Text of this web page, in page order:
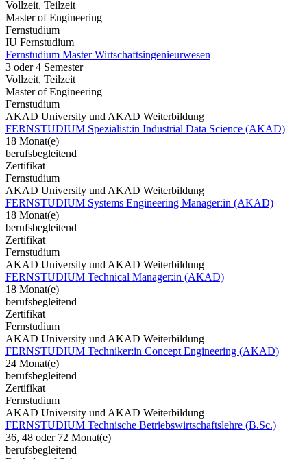
Vollzeit, Teilzeit
Master of Engineering
Fernstudium
IU Fernstudium
Fernstudium Master Wirtschaftsingenieurwesen
3 oder 4 Semester
Vollzeit, Teilzeit
Master of Engineering
Fernstudium
AKAD University und AKAD Weiterbildung
FERNSTUDIUM Spezialist:in Industrial Data Science (AKAD)
18 Monat(e)
berufsbegleitend
Zertifikat
Fernstudium
AKAD University und AKAD Weiterbildung
FERNSTUDIUM Systems Engineering Manager:in (AKAD)
18 Monat(e)
berufsbegleitend
Zertifikat
Fernstudium
AKAD University und AKAD Weiterbildung
FERNSTUDIUM Technical Manager:in (AKAD)
18 Monat(e)
berufsbegleitend
Zertifikat
Fernstudium
AKAD University und AKAD Weiterbildung
FERNSTUDIUM Techniker:in Concept Engineering (AKAD)
24 Monat(e)
berufsbegleitend
Zertifikat
Fernstudium
AKAD University und AKAD Weiterbildung
FERNSTUDIUM Technische Betriebswirtschaftslehre (B.Sc.)
36, 48 oder 72 Monat(e)
berufsbegleitend